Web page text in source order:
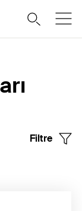
Filtre